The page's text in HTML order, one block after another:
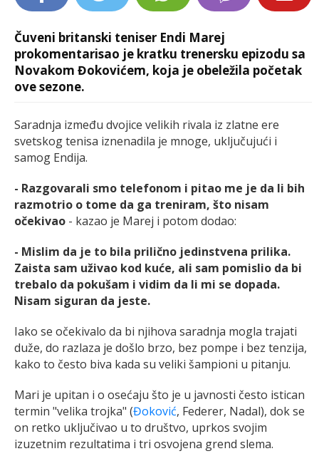
Čuveni britanski teniser Endi Marej
prokomentarisao je kratku trenersku epizodu sa
Novakom Đokovićem, koja je obeležila početak
ove sezone.
Saradnja između dvojice velikih rivala iz zlatne ere
svetskog tenisa iznenadila je mnoge, uključujući i
samog Endija.
- Razgovarali smo telefonom i pitao me je da li bih
razmotrio o tome da ga treniram, što nisam
očekivao - kazao je Marej i potom dodao:
- Mislim da je to bila prilično jedinstvena prilika.
Zaista sam uživao kod kuće, ali sam pomislio da bi
trebalo da pokušam i vidim da li mi se dopada.
Nisam siguran da jeste.
Iako se očekivalo da bi njihova saradnja mogla trajati
duže, do razlaza je došlo brzo, bez pompe i bez tenzija,
kako to često biva kada su veliki šampioni u pitanju.
Mari je upitan i o osećaju što je u javnosti često istican
termin "velika trojka" (Đoković, Federer, Nadal), dok se
on retko uključivao u to društvo, uprkos svojim
izuzetnim rezultatima i tri osvojena grend slema.